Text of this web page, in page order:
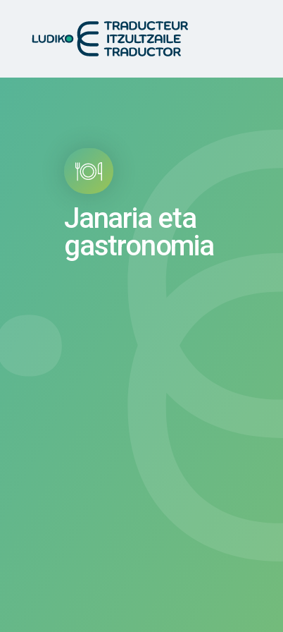
Janaria eta
gastronomia